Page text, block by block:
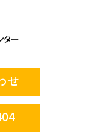
ター
せ